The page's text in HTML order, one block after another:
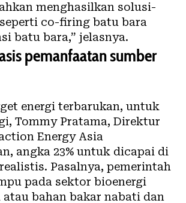
menghasilkan solusi-
co-firing batu bara
batu bara,” jelasnya.
pemanfaatan sumber
energi terbarukan, untuk
Tommy Pratama, Direktur
Energy Asia
angka 23% untuk dicapai di
Pasalnya, pemerintah
pada sektor bioenergi
bahan bakar nabati dan